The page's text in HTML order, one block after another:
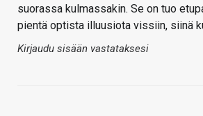
suorassa kulmassakin. Se on tuo
pientä optista illuusiota vissiin, siinä
Kirjaudu sisään vastataksesi